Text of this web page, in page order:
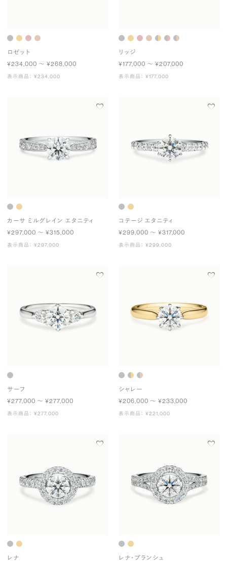
ロゼット
¥234,000 〜 ¥268,000
表示商品： ¥234,000
リッジ
¥177,000 〜 ¥207,000
表示商品： ¥177,000
カーサ ミルグレイン エタニティ
¥297,000 〜 ¥315,000
表示商品： ¥297,000
コテージ エタニティ
¥299,000 〜 ¥317,000
表示商品： ¥299,000
サーフ
¥277,000 〜 ¥277,000
表示商品： ¥277,000
シャレー
¥206,000 〜 ¥233,000
表示商品： ¥221,000
レナ
レナ・ブランシュ